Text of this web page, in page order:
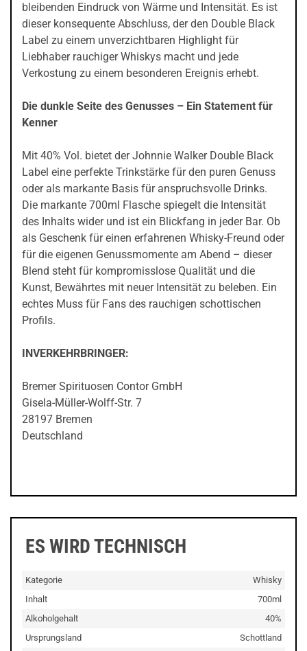
bleibenden Eindruck von Wärme und Intensität. Es ist
dieser konsequente Abschluss, der den Double Black
Label zu einem unverzichtbaren Highlight für
Liebhaber rauchiger Whiskys macht und jede
Verkostung zu einem besonderen Ereignis erhebt.
Die dunkle Seite des Genusses – Ein Statement für
Kenner
Mit 40% Vol. bietet der Johnnie Walker Double Black
Label eine perfekte Trinkstärke für den puren Genuss
oder als markante Basis für anspruchsvolle Drinks.
Die markante 700ml Flasche spiegelt die Intensität
des Inhalts wider und ist ein Blickfang in jeder Bar. Ob
als Geschenk für einen erfahrenen Whisky-Freund oder
für die eigenen Genussmomente am Abend – dieser
Blend steht für kompromisslose Qualität und die
Kunst, Bewährtes mit neuer Intensität zu beleben. Ein
echtes Muss für Fans des rauchigen schottischen
Profils.
INVERKEHRBRINGER:
Bremer Spirituosen Contor GmbH
Gisela-Müller-Wolff-Str. 7
28197 Bremen
Deutschland
ES WIRD TECHNISCH
Kategorie
Whisky
Inhalt
700ml
Alkoholgehalt
40%
Ursprungsland
Schottland